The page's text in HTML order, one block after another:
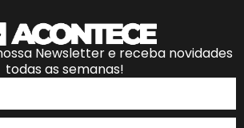
Newsletter e receba novidades
todas as semanas!